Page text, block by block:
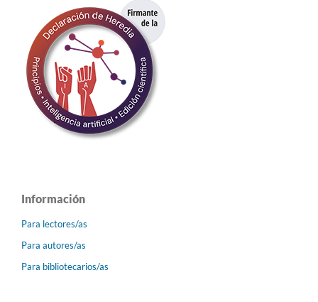
Información
Para lectores/as
Para autores/as
Para bibliotecarios/as